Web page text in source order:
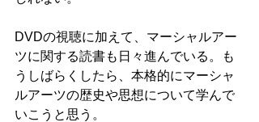
DVDの視聴に加えて、マーシャルアー
ツに関する読書も日々進んでいる。も
うしばらくしたら、本格的にマーシャ
ルアーツの歴史や思想について学んで
いこうと思う。